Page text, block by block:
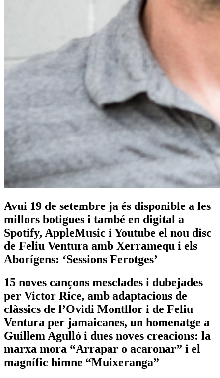
Avui 19 de setembre ja és disponible a les
millors botigues i també en digital a
Spotify, AppleMusic i Youtube el nou disc
de Feliu Ventura amb Xerramequ i els
Aborígens: ‘Sessions Ferotges’
15 noves cançons mesclades i dubejades
per Victor Rice, amb adaptacions de
clàssics de l’Ovidi Montllor i de Feliu
Ventura per jamaicanes, un homenatge a
Guillem Agulló i dues noves creacions: la
marxa mora “Arrapar o acaronar” i el
magnífic himne “Muixeranga”